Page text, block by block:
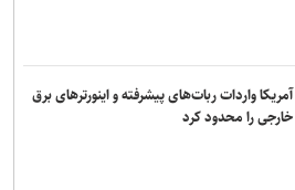
آمریکا واردات ربات‌های پیشرفته و اینورترهای برق
خارجی را محدود کرد